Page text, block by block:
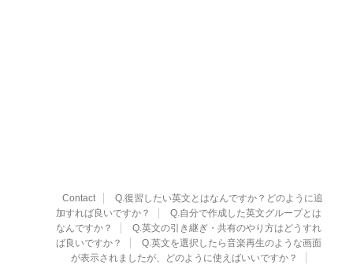
Contact
Q.復習したい英文とはなんですか？どのように追
加すれば良いですか？
Q.自分で作成した英文グループとは
なんですか？
Q.英文の引き継ぎ・共有のやり方はどうすれ
ば良いですか？
Q.英文を選択したら音楽再生のような画面
が表示されましたが、どのように使えばいいですか？